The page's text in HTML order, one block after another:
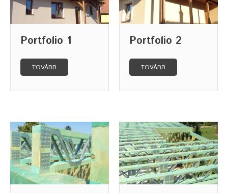
Portfolio 1
TOVÁBB
Portfolio 2
TOVÁBB